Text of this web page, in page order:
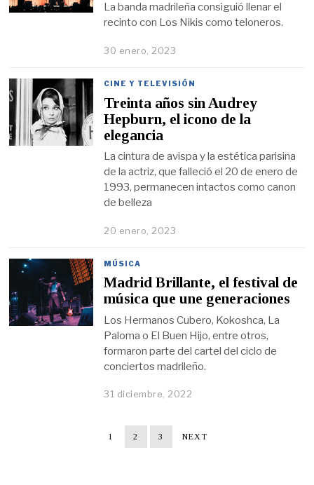
La banda madrileña consiguió llenar el
recinto con Los Nikis como teloneros.
30 enero, 2023
CINE Y TELEVISIÓN
Treinta años sin Audrey
Hepburn, el icono de la
elegancia
La cintura de avispa y la estética parisina
de la actriz, que falleció el 20 de enero de
1993, permanecen intactos como canon
de belleza
20 enero, 2023
MÚSICA
Madrid Brillante, el festival de
música que une generaciones
Los Hermanos Cubero, Kokoshca, La
Paloma o El Buen Hijo, entre otros,
formaron parte del cartel del ciclo de
conciertos madrileño.
31 diciembre, 2022
1 2 3 NEXT